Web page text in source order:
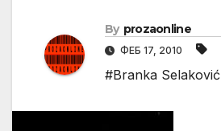
By prozaonline
ФЕБ 17, 2010
#Branka Selaković